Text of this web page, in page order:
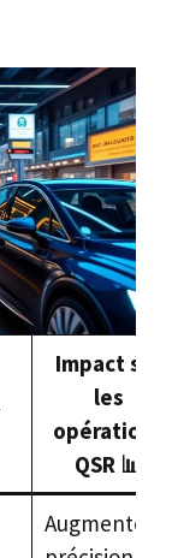
Impact sur
les
opérations
QSR 📊
Augmente la